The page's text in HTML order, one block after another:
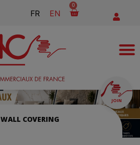
FR EN
0
JOIN
WALL COVERING